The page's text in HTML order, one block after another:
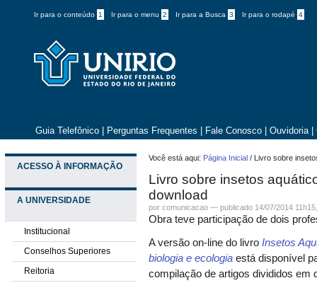
Ir para o conteúdo 1 Ir para o menu 2 Ir para a Busca 3 Ir para o rodapé 4
Guia Telefônico Perguntas Frequentes Fale Conosco Ouvidoria
ACESSO À INFORMAÇÃO
A UNIVERSIDADE
Institucional
Conselhos Superiores
Reitoria
Você está aqui: Página Inicial / Livro sobre
Livro sobre insetos
download
por comunicacao —publicado 14/07/2014
Obra teve participação de dois
A versão on-line do livroInsetos
biologia e ecologia está disponível
compilação de artigos divididos em